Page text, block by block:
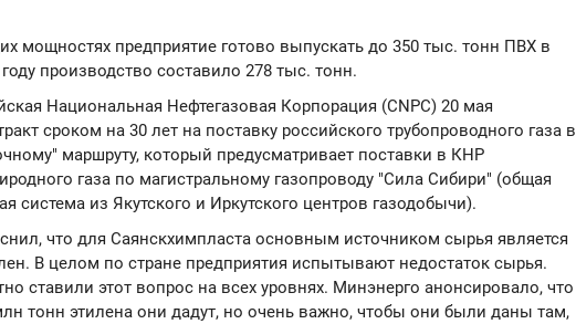
мощностях предприятие готово выпускать до 350 тыс. тонн ПВХ в
производство составило 278 тыс. тонн.
Национальная Нефтегазовая Корпорация (CNPC) 20 мая
сроком на 30 лет на поставку российского трубопроводного газа в
маршруту, который предусматривает поставки в КНР
газа по магистральному газопроводу "Сила Сибири" (общая
система из Якутского и Иркутского центров газодобычи).
что для Саянскхимпласта основным источником сырья является
В целом по стране предприятия испытывают недостаток сырья.
ставили этот вопрос на всех уровнях. Минэнерго анонсировало, что
тонн этилена они дадут, но очень важно, чтобы они были даны там,